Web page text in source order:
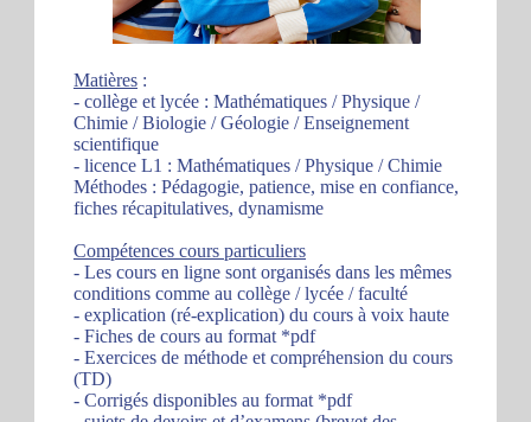
Matières :
- collège et lycée : Mathématiques / Physique /
Chimie / Biologie / Géologie / Enseignement
scientifique
- licence L1 : Mathématiques / Physique / Chimie
Méthodes : Pédagogie, patience, mise en confiance,
fiches récapitulatives, dynamisme
Compétences cours particuliers
- Les cours en ligne sont organisés dans les mêmes
conditions comme au collège / lycée / faculté
- explication (ré-explication) du cours à voix haute
- Fiches de cours au format *pdf
- Exercices de méthode et compréhension du cours
(TD)
- Corrigés disponibles au format *pdf